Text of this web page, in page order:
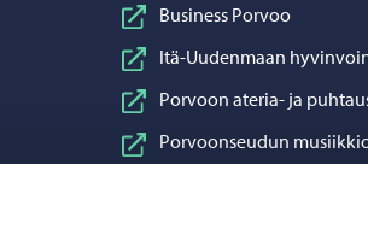
Business Porvoo
Itä-Uudenmaan
Porvoon ateria- ja
Porvoonseudun